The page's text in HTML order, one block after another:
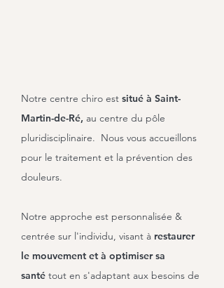
Notre centre chiro est situé à Saint-
Martin-de-Ré, au centre du pôle
pluridisciplinaire. Nous vous accueillons
pour le traitement et la prévention des
douleurs.
Notre approche est personnalisée &
centrée sur l'individu, visant à restaurer
le mouvement et à optimiser sa
santé tout en s'adaptant aux besoins de